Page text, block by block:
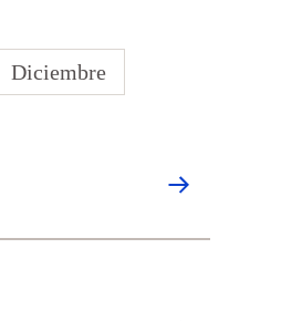
Diciembre